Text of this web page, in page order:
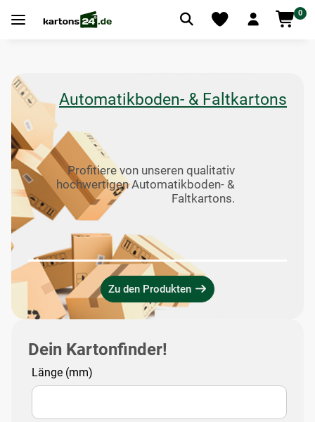
0
Automatikboden- & Faltkartons
Profitiere von unseren qualitativ
hochwertigen Automatikboden- &
Faltkartons.
Zu den Produkten
Dein Kartonfinder!
Länge (mm)